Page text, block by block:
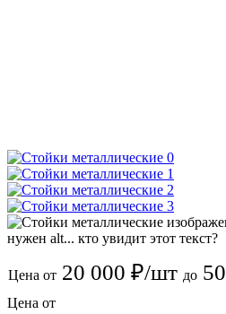
Цена от 20 000 ₽/шт до
Цена от